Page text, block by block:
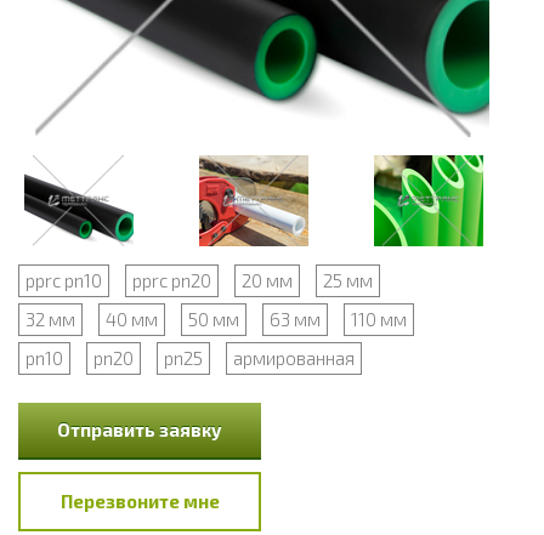
pprc pn10 pprc pn20 20 мм
25 мм
32 мм
40 мм 50 мм 63 мм
110 мм
pn10
pn20 pn25 армированная
Отправить заявку
Перезвоните мне